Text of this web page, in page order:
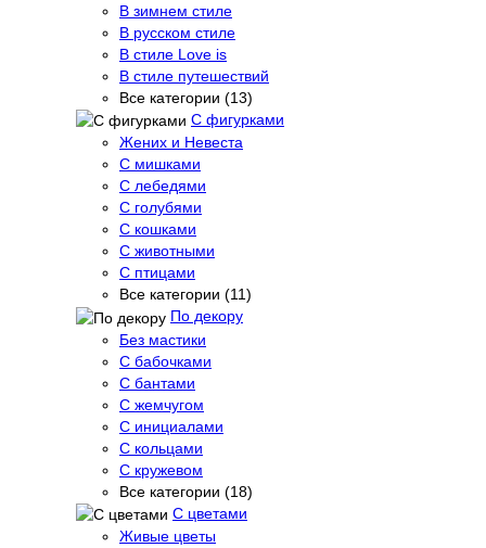
В зимнем стиле
В русском стиле
В стиле Love is
В стиле путешествий
Все категории (13)
С фигурками
Жених и Невеста
С мишками
С лебедями
С голубями
С кошками
С животными
С птицами
Все категории (11)
По декору
Без мастики
С бабочками
С бантами
С жемчугом
С инициалами
С кольцами
С кружевом
Все категории (18)
С цветами
Живые цветы